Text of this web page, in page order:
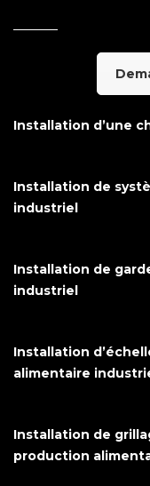
Installation d’une
Installation de
industriel
Installation de
industriel
Installation
alimentaire
Installation de
production